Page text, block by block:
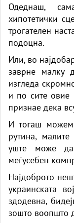
Одеднаш,
хипотетички
трогателен
подоцна.
Или, во
заврне малку
изгледа
и по сите овие
признае дека
И тогаш
рутина,
уште може да
меѓусебен
Најдоброто
украинската
здодевна,
зошто воопшто